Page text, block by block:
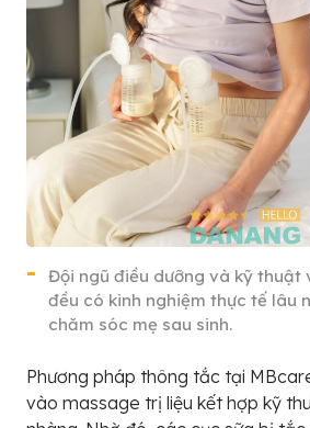
Đội ngũ điều dưỡng và kỹ thuật
đều có kinh nghiệm thực tế lâu
chăm sóc mẹ sau sinh.
Phương pháp thông tắc tại
vào massage trị liệu kết hợp kỹ